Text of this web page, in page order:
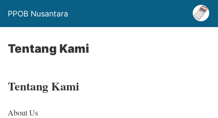
PPOB Nusantara
Tentang Kami
Tentang Kami
About Us